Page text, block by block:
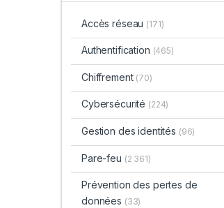
Accès réseau (171)
Authentification (465)
Chiffrement (70)
Cybersécurité (224)
Gestion des identités (96)
Pare-feu (2 361)
Prévention des pertes de
données (33)